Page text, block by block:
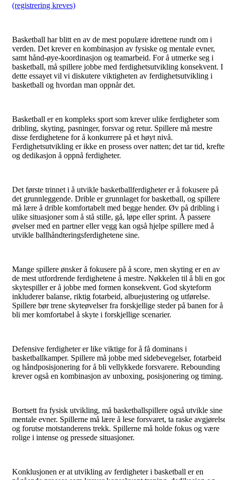
(registrering kreves)
Basketball har blitt en av de mest populære idrettene rundt om i
verden. Det krever en kombinasjon av fysiske og mentale evner,
samt hånd-øye-koordinasjon og teamarbeid. For å utmerke seg i
basketball, må spillere jobbe med ferdighetsutvikling konsekvent. I
dette essayet vil vi diskutere viktigheten av ferdighetsutvikling i
basketball og hvordan man oppnår det.
Basketball er en kompleks sport som krever ulike ferdigheter som
dribling, skyting, pasninger, forsvar og retur. Spillere må mestre
disse ferdighetene for å konkurrere på et høyt nivå.
Ferdighetsutvikling er ikke en prosess over natten; det tar tid,
og dedikasjon å oppnå ferdigheter.
Det første trinnet i å utvikle basketballferdigheter er å fokusere på
det grunnleggende. Drible er grunnlaget for basketball, og spillere
må lære å drible komfortabelt med begge hender. Øv på dribling i
ulike situasjoner som å stå stille, gå, løpe eller sprint. Å passere
øvelser med en partner eller vegg kan også hjelpe spillere med å
utvikle ballhåndteringsferdighetene sine.
Mange spillere ønsker å fokusere på å score, men skyting er en av
de mest utfordrende ferdighetene å mestre. Nøkkelen til å bli en
skytespiller er å jobbe med formen konsekvent. God skyteform
inkluderer balanse, riktig fotarbeid, albuejustering og utførelse.
Spillere bør trene skyteøvelser fra forskjellige steder på banen for å
bli mer komfortabel å skyte i forskjellige scenarier.
Defensive ferdigheter er like viktige for å få dominans i
basketballkamper. Spillere må jobbe med sidebevegelser, fotarbeid
og håndposisjonering for å bli vellykkede forsvarere. Rebounding
krever også en kombinasjon av unboxing, posisjonering og timing.
Bortsett fra fysisk utvikling, må basketballspillere også utvikle sine
mentale evner. Spillerne må lære å lese forsvaret, ta raske
og forutse motstanderens trekk. Spillerne må holde fokus og være
rolige i intense og pressede situasjoner.
Konklusjonen er at utvikling av ferdigheter i basketball er en